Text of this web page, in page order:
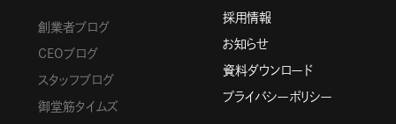
創業者ブログ
CEOブログ
スタッフブログ
御堂筋タイムズ
採用情報
お知らせ
資料ダウンロード
プライバシーポリシー